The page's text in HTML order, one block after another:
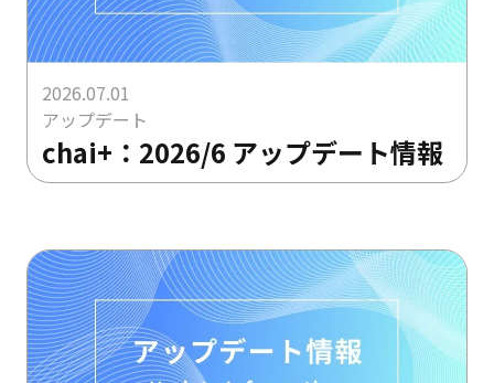
2026.07.01
アップデート
chai+：2026/6 アップデート情報